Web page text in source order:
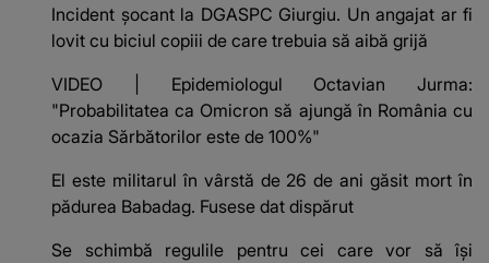
Incident șocant la DGASPC Giurgiu. Un angajat ar fi
lovit cu biciul copiii de care trebuia să aibă grijă
VIDEO | Epidemiologul Octavian Jurma:
"Probabilitatea ca Omicron să ajungă în România cu
ocazia Sărbătorilor este de 100%"
El este militarul în vârstă de 26 de ani găsit mort în
pădurea Babadag. Fusese dat dispărut
Se schimbă regulile pentru cei care vor să își